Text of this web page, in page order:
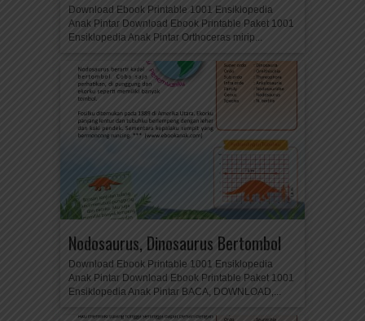
Download Ebook Printable 1001 Ensiklopedia
Anak Pintar Download Ebook Printable Paket 1001
Ensiklopedia Anak Pintar Orthoceras mirip...
Nodosaurus, Dinosaurus Bertombol
Download Ebook Printable 1001 Ensiklopedia
Anak Pintar Download Ebook Printable Paket 1001
Ensiklopedia Anak Pintar BACA, DOWNLOAD,...